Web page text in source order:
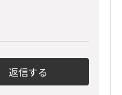
返信する